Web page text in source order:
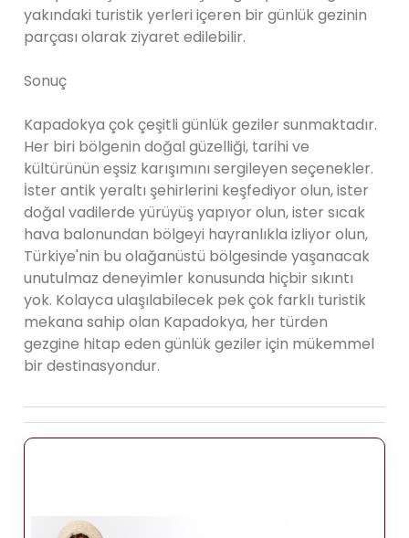
yakındaki turistik yerleri içeren bir günlük gezinin
parçası olarak ziyaret edilebilir.
Sonuç
Kapadokya çok çeşitli günlük geziler sunmaktadır.
Her biri bölgenin doğal güzelliği, tarihi ve
kültürünün eşsiz karışımını sergileyen seçenekler.
İster antik yeraltı şehirlerini keşfediyor olun, ister
doğal vadilerde yürüyüş yapıyor olun, ister sıcak
hava balonundan bölgeyi hayranlıkla izliyor olun,
Türkiye'nin bu olağanüstü bölgesinde yaşanacak
unutulmaz deneyimler konusunda hiçbir sıkıntı
yok. Kolayca ulaşılabilecek pek çok farklı turistik
mekana sahip olan Kapadokya, her türden
gezgine hitap eden günlük geziler için mükemmel
bir destinasyondur.